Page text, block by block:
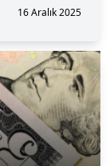
16 Aralık 2025